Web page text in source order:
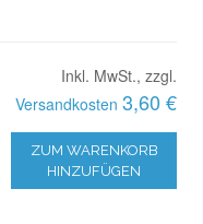
Inkl. MwSt., zzgl.
Versandkosten 3,60 €
ZUM WARENKORB
HINZUFÜGEN